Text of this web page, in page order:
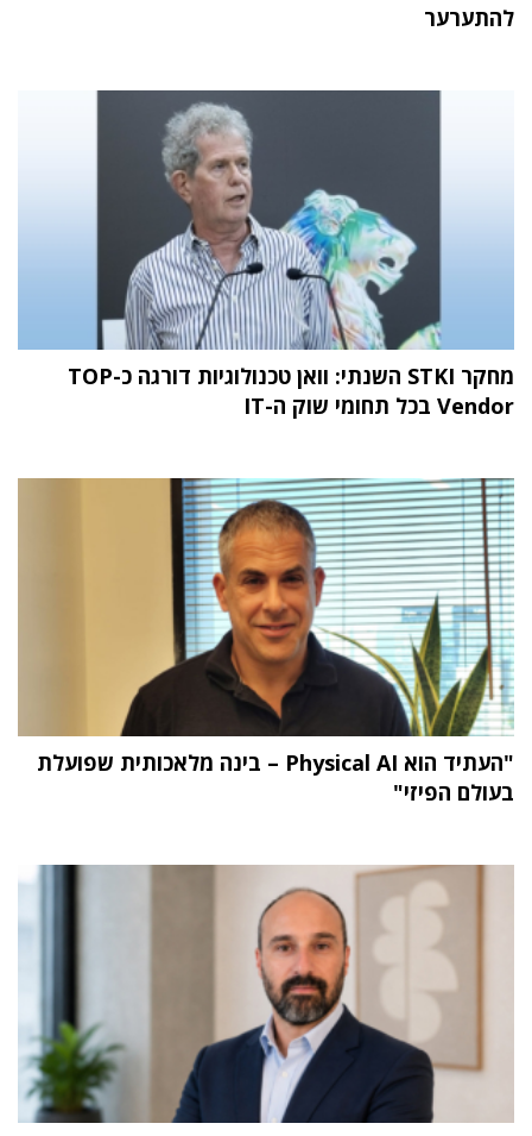
להתערער
מחקר STKI השנתי: וואן טכנולוגיות דורגה כ-TOP
Vendor בכל תחומי שוק ה-IT
"העתיד הוא Physical AI – בינה מלאכותית שפועלת
בעולם הפיזי"